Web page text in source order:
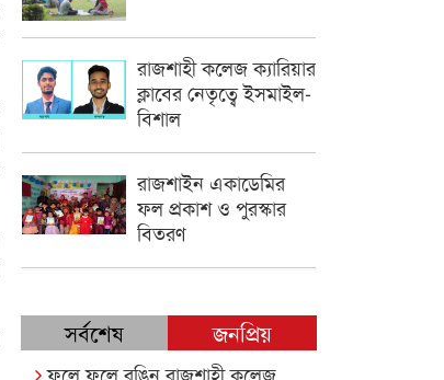
রাজশাহী কলেজ ক্যারিয়ার
ক্লাবের নেতৃত্বে ইসমাইল-
বিশাল
রাজশাইন একাডেমির
ফল প্রকাশ ও পুরস্কার
বিতরণ
সর্বশেষ জনপ্রিয়
ফুলে ফুলে রঙিন রাজশাহী কলেজ